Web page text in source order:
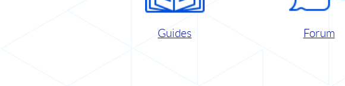
Guides Forum